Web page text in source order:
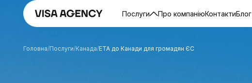
Послуги Про компаніюКонтактиБлог
Головна/Послуги/Канада/ETA до Канади для громадян ЄС